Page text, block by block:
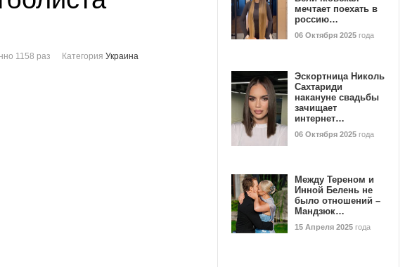
1158 раз Категория Украина
мечтает поехать в
россию…
06 Октября 2025 года
Эскортница Николь
Сахтариди
накануне свадьбы
зачищает
интернет…
06 Октября 2025 года
Между Тереном и
Инной Белень не
было отношений –
Мандзюк…
15 Апреля 2025 года